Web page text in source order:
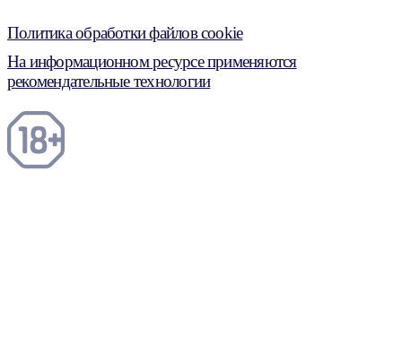
Политика обработки файлов cookie
На информационном ресурсе применяются
рекомендательные технологии